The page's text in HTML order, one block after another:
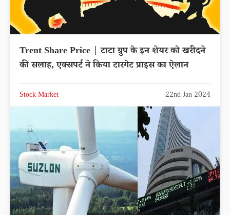
Trent Share Price | टाटा ग्रुप के इन शेयर को खरीदने
की सलाह, एक्सपर्ट ने किया टारगेट प्राइस का ऐलान
Stock Market 22nd Jan 2024